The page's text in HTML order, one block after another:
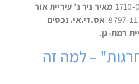
מאיר ניר נ' עיריית אור
אס.די.אי. נכסים
רמת-גן.
– למה זה